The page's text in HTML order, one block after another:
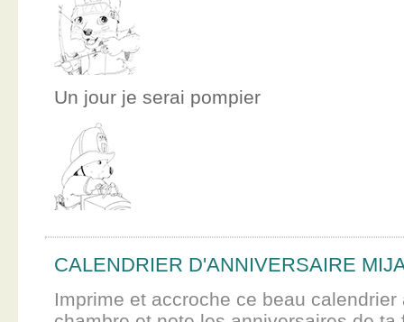
Un jour je serai pompier
CALENDRIER D'ANNIVERSAIRE
Imprime et accroche ce beau calendrier